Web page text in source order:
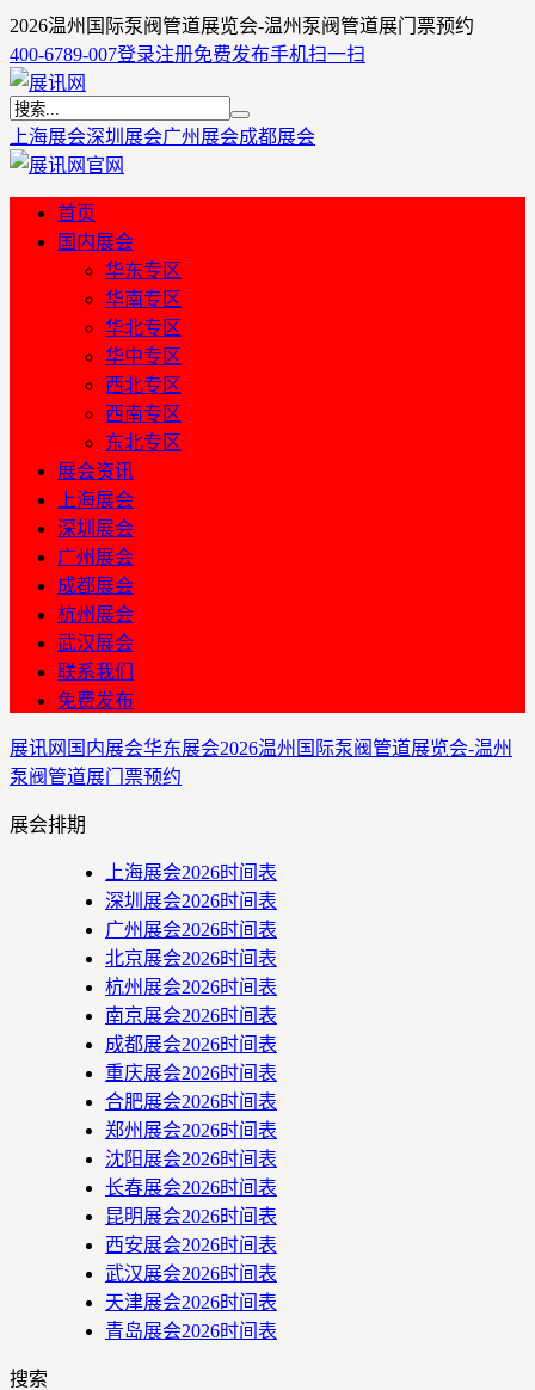
2026温州国际泵阀管道展览会-温州泵阀管道展门票预约
400-6789-007登录注册免费发布手机扫一扫
上海展会深圳展会广州展会成都展会
首页
国内展会
华东专区
华南专区
华北专区
华中专区
西北专区
西南专区
东北专区
展会资讯
上海展会
深圳展会
广州展会
成都展会
杭州展会
武汉展会
联系我们
免费发布
展讯网 国内展会华东展会2026温州国际泵阀管道展览会-温州
泵阀管道展门票预约
展会排期
上海展会2026时间表
深圳展会2026时间表
广州展会2026时间表
北京展会2026时间表
杭州展会2026时间表
南京展会2026时间表
成都展会2026时间表
重庆展会2026时间表
合肥展会2026时间表
郑州展会2026时间表
沈阳展会2026时间表
长春展会2026时间表
昆明展会2026时间表
西安展会2026时间表
武汉展会2026时间表
天津展会2026时间表
青岛展会2026时间表
搜索